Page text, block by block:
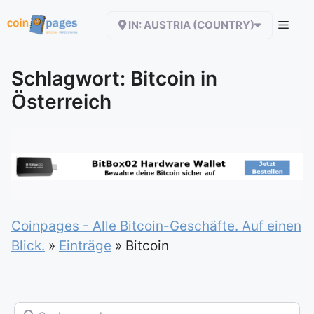
Inhalt
IN: AUSTRIA (COUNTRY)
Schlagwort: Bitcoin in
Österreich
Coinpages - Alle Bitcoin-Geschäfte. Auf einen
Blick. » Einträge » Bitcoin
Suchen nach